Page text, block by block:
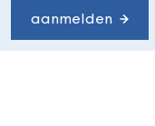
aanmelden